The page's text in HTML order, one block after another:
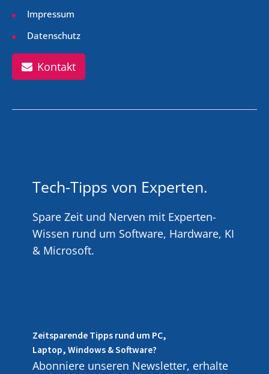
Impressum
Datenschutz
Kontakt
Tech-Tipps von Experten.
Spare Zeit und Nerven mit Experten-
Wissen rund um Software, Hardware, KI
& Microsoft.
Zeitsparende Tipps rund um PC,
Laptop, Windows & Software?
Abonniere unseren Newsletter, erhalte